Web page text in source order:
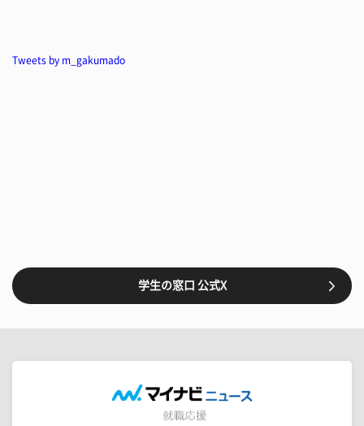
Tweets by m_gakumado
学生の窓口 公式X